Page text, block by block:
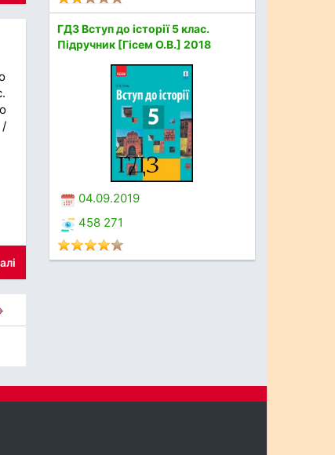
ГДЗ Вступ до історії 5 клас.
Підручник [Гісем О.В.] 2018
04.09.2019
458 271